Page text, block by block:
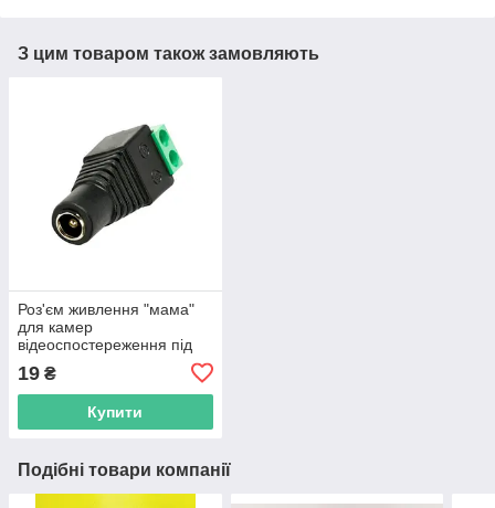
З цим товаром також замовляють
Роз'єм живлення "мама"
для камер
відеоспостереження під
19 ₴
Купити
Подібні товари компанії